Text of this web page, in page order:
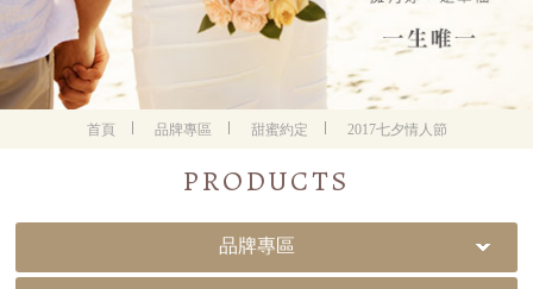
首頁 品牌專區 甜蜜約定 2017七夕情人節
PRODUCTS
品牌專區